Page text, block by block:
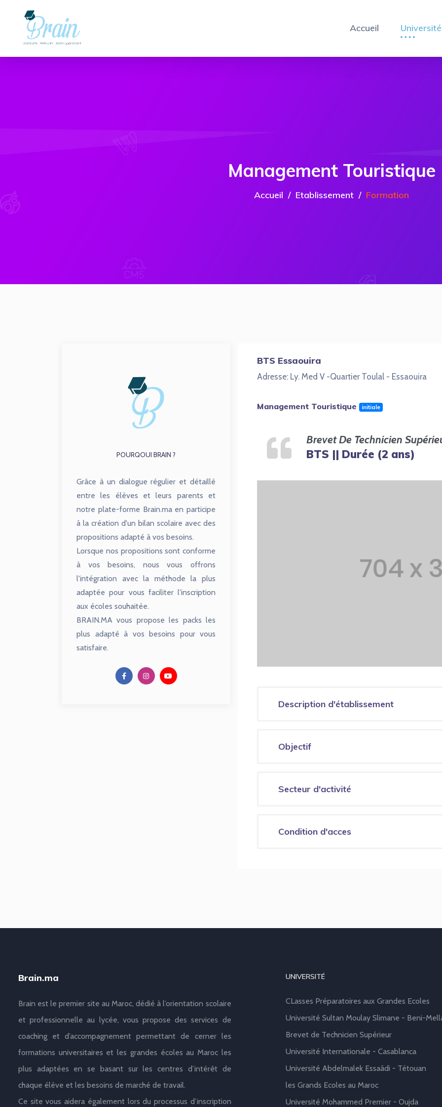
Accueil Université
Management Touristique
Accueil Etablissement Formation
POURQOUI BRAIN ?
Grâce à un dialogue régulier et détaillé
entre les élèves et leurs parents et
notre plate-forme Brain.ma en participe
à la création d'un bilan scolaire avec des
propositions adapté à vos besoins.
Lorsque nos propositions sont conforme
à vos besoins, nous vous offrons
l'intégration avec la méthode la plus
adaptée pour vous faciliter l'inscription
aux écoles souhaitée.
BRAIN.MA vous propose les packs les
plus adapté à vos besoins pour vous
satisfaire.
BTS Essaouira
Adresse: Ly. Med V -Quartier Toulal - Essaouira
Management Touristique initiale
Brevet De Technicien
BTS || Durée (2 ans)
Description d'établissement
Objectif
Secteur d'activité
Condition d'acces
Brain.ma
Brain est le premier site au Maroc, dédié à l’orientation scolaire
et professionnelle au lycée, vous propose des services de
coaching et d’accompagnement permettant de cerner les
formations universitaires et les grandes écoles au Maroc les
plus adaptées en se basant sur les centres d’intérêt de
chaque élève et les besoins de marché de travail.
Ce site vous aidera également lors du processus d’inscription
UNIVERSITÉ
CLasses Préparatoires aux Grandes Ecoles
Université Sultan Moulay Slimane - Beni-
Brevet de Technicien Supérieur
Université Internationale - Casablanca
Université Abdelmalek Essaâdi - Tétouan
les Grands Ecoles au Maroc
Université Mohammed Premier - Oujda